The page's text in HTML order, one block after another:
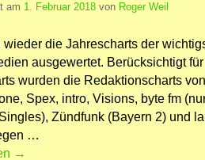
am 1. Februar 2018 von Roger Weil
wieder die Jahrescharts der
ausgewertet. Berücksichtigt
wurden die Redaktionscharts
Spex, intro, Visions, byte fm
Zündfunk (Bayern 2) und
…
→